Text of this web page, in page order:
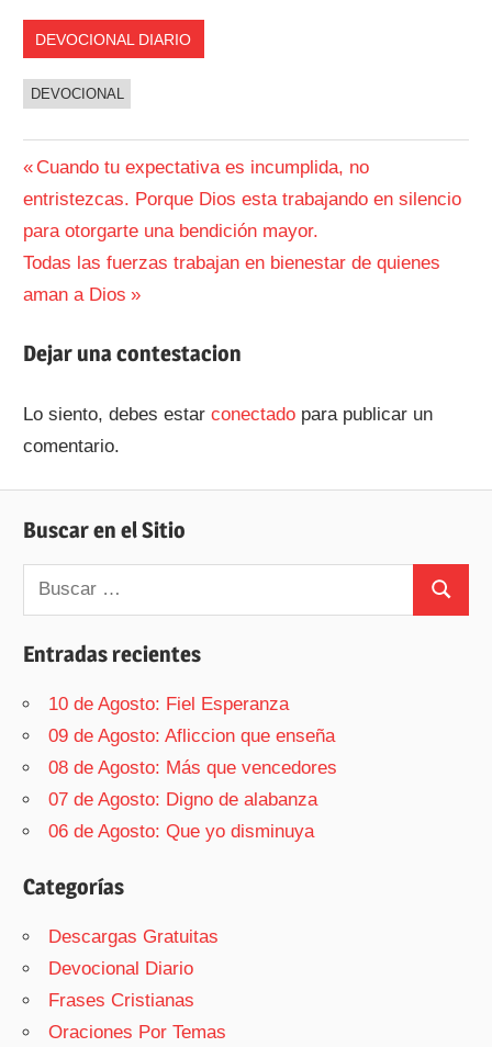
DEVOCIONAL DIARIO
DEVOCIONAL
Navegación
de
entradas
Entrada
anterior:
Cuando tu expectativa es incumplida, no
entristezcas. Porque Dios esta trabajando en silencio
para otorgarte una bendición mayor.
Siguiente
entrada:
Todas las fuerzas trabajan en bienestar de quienes
aman a Dios
Dejar una contestacion
Lo siento, debes estarconectado para publicar un
comentario.
Buscar en el Sitio
Buscar:
Buscar
Entradas recientes
10 de Agosto: Fiel Esperanza
09 de Agosto: Afliccion que enseña
08 de Agosto: Más que vencedores
07 de Agosto: Digno de alabanza
06 de Agosto: Que yo disminuya
Categorías
Descargas Gratuitas
Devocional Diario
Frases Cristianas
Oraciones Por Temas